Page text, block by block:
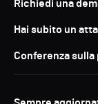
Richiedi una
Hai subito un
Conferenza